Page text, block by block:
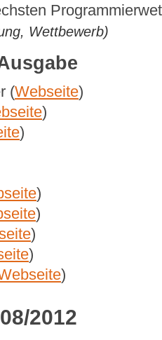
Wettbewerb)
(Webseite)
)
)
)
)
)
)
)
2012